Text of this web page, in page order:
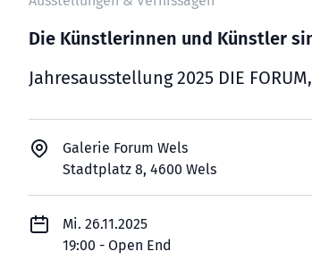
Die Künstlerinnen und Künstler
Jahresausstellung 2025 DIE
Galerie Forum Wels
Stadtplatz 8, 4600 Wels
Mi. 26.11.2025
19:00 - Open End